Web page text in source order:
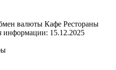
валюты Кафе Рестораны
информации: 15.12.2025